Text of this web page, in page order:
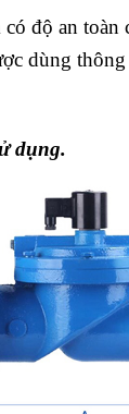
độ an toàn
dùng
dụng.